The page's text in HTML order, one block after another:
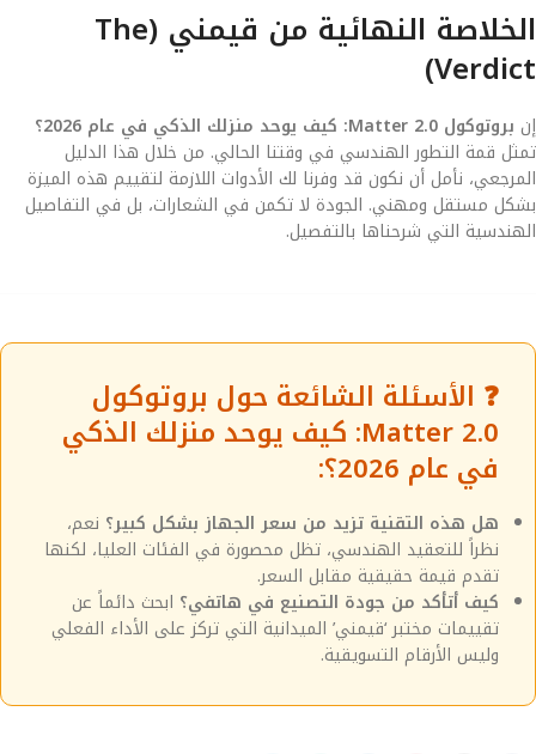
الخلاصة النهائية من قيمني (The
Verdict)
إن بروتوكول Matter 2.0: كيف يوحد منزلك الذكي في عام 2026؟
تمثل قمة التطور الهندسي في وقتنا الحالي. من خلال هذا الدليل
المرجعي، نأمل أن نكون قد وفرنا لك الأدوات اللازمة لتقييم هذه الميزة
بشكل مستقل ومهني. الجودة لا تكمن في الشعارات، بل في التفاصيل
الهندسية التي شرحناها بالتفصيل.
❓ الأسئلة الشائعة حول بروتوكول
Matter 2.0: كيف يوحد منزلك الذكي
في عام 2026؟:
هل هذه التقنية تزيد من سعر الجهاز بشكل كبير؟ نعم،
نظراً للتعقيد الهندسي، تظل محصورة في الفئات العليا، لكنها
تقدم قيمة حقيقية مقابل السعر.
كيف أتأكد من جودة التصنيع في هاتفي؟ ابحث دائماً عن
تقييمات مختبر ‘قيمني’ الميدانية التي تركز على الأداء الفعلي
وليس الأرقام التسويقية.